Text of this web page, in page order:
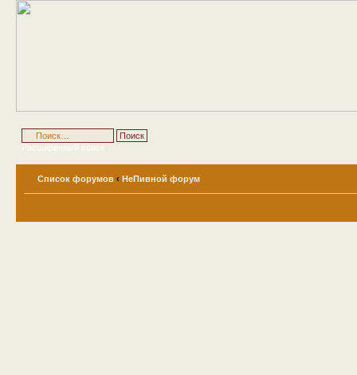
Расширенный поиск
Список форумов ‹ НеПивной форум